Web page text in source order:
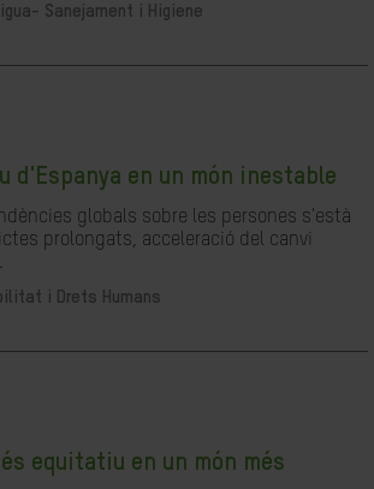
Sanejament i Higiene
d'Espanya en un món inestable
globals sobre les persones s'està
prolongats, acceleració del canvi
i Drets Humans
equitatiu en un món més